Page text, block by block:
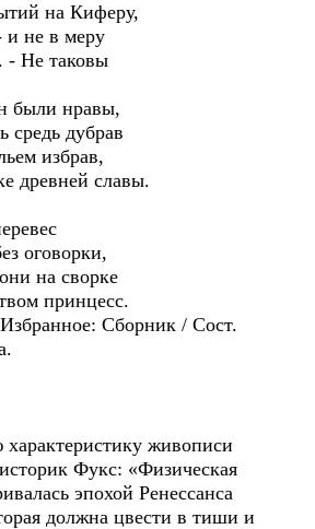
на Киферу,
и не в меру
- Не таковы
были нравы,
средь дубрав
избрав,
древней славы.
оговорки,
на сворке
принцесс.
Сборник / Сост.
живописи
Фукс: «Физическая
эпохой Ренессанса
должна цвести в тиши и